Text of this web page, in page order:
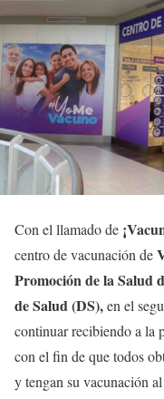
Con el llamado de
centro de vacunación de
Promoción de la Salud
de Salud (DS),en el
continuar recibiendo a la
con el fin de que todos
y tengan su vacunación